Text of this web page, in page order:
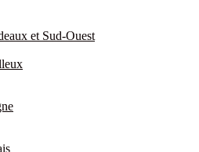
et Sud-Ouest